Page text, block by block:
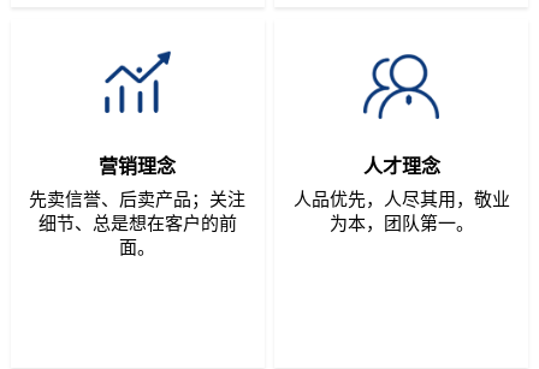
营销理念
先卖信誉、后卖产品；关注
细节、总是想在客户的前
面。
人才理念
人品优先，人尽其用，敬业
为本，团队第一。